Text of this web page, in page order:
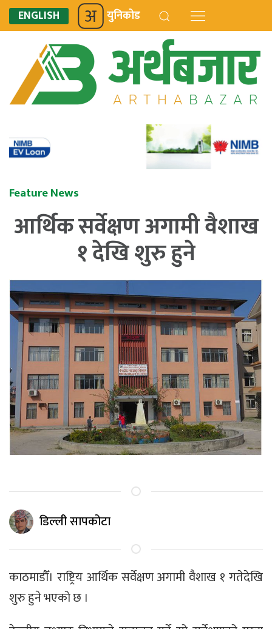
ENGLISH युनिकोड
Feature News
आर्थिक सर्वेक्षण अगामी वैशाख
१ देखि शुरु हुने
डिल्ली सापकोटा
काठमाडौँ। राष्ट्रिय आर्थिक सर्वेक्षण अगामी वैशाख १ गतेदेखि
शुरु हुने भएको छ ।